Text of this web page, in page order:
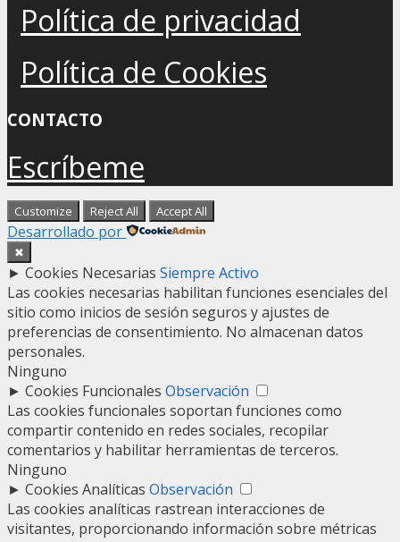
Política de privacidad
Política de Cookies
CONTACTO
Escríbeme
Customize Reject All Accept All
Desarrollado por
✖
► Cookies Necesarias Siempre Activo
Las cookies necesarias habilitan funciones esenciales del
sitio como inicios de sesión seguros y ajustes de
preferencias de consentimiento. No almacenan datos
personales.
Ninguno
► Cookies Funcionales Observación
Las cookies funcionales soportan funciones como
compartir contenido en redes sociales, recopilar
comentarios y habilitar herramientas de terceros.
Ninguno
► Cookies Analíticas Observación
Las cookies analíticas rastrean interacciones de
visitantes, proporcionando información sobre métricas